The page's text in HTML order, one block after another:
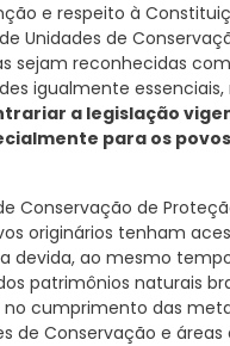
e respeito à
Unidades de
sejam reconhecidas
igualmente essenciais,
a legislação
para os
Conservação de
originários tenham
devida, ao mesmo
patrimônios naturais
cumprimento das
de Conservação e áreas